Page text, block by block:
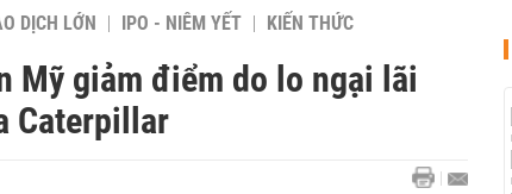
DỊCH LỚN IPO - NIÊM YẾT KIẾN THỨC
Mỹ giảm điểm do lo ngại lãi
Caterpillar